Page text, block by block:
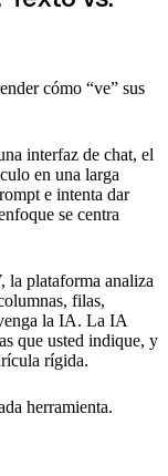
cómo “ve” sus
interfaz de chat, el
en una larga
e intenta dar
se centra
la plataforma analiza
filas,
la IA. La IA
que usted indique, y
rígida.
herramienta.